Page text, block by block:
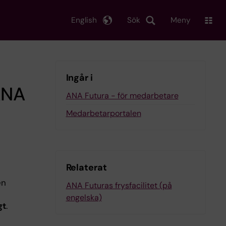
Sök
English Meny
.
Ingår i
ANA Futura - för medarbetare
Medarbetarportalen
Relaterat
ANA Futuras frysfacilitet (på
engelska)